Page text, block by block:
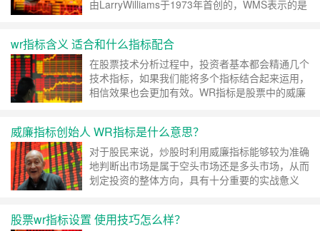
由LarryWilliams于1973年首创的，WMS表示的是
wr指标含义 适合和什么指标配合
在股票技术分析过程中，投资者基本都会精通几个
技术指标，如果我们能将多个指标结合起来运用，
相信效果也会更加有效。WR指标是股票中的威廉
威廉指标创始人 WR指标是什么意思？
对于股民来说，炒股时利用威廉指标能够较为准确
地判断出市场是属于空头市场还是多头市场，从而
划定投资的整体方向，具有十分重要的实战惫义
股票wr指标设置 使用技巧怎么样？